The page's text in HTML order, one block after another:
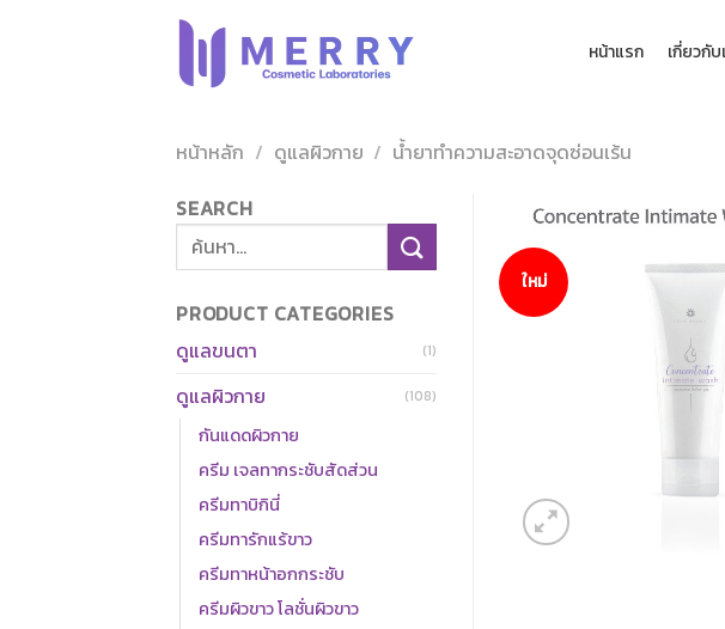
หน้าแรก เกี่ยวกับ
หน้าหลัก / ดูแลผิวกาย / น้ำยาทำความสะอาดจุดซ่อนเร้น
SEARCH
ค้นหา:
PRODUCT CATEGORIES
ดูแลขนตา
(1)
ดูแลผิวกาย (108)
กันแดดผิวกาย
ครีม เจลทากระชับสัดส่วน
ครีมทาบิกินี่
ครีมทารักแร้ขาว
ครีมทาหน้าอกกระชับ
ครีมผิวขาว โลชั่นผิวขาว
ใหม่